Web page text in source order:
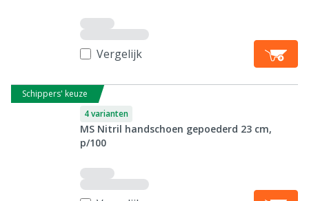
Vergelijk
Schippers' keuze
4 varianten
MS Nitril handschoen gepoederd 23 cm,
p/100